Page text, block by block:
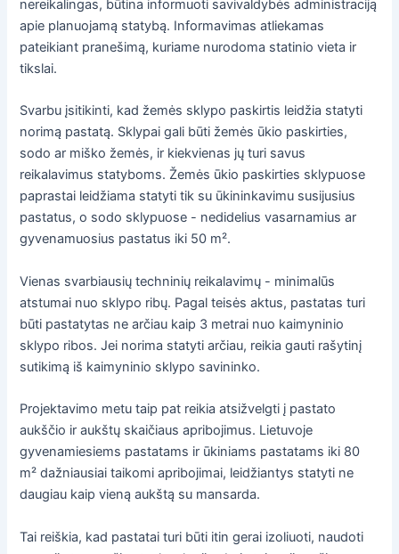
nereikalingas, būtina informuoti savivaldybės administraciją
apie planuojamą statybą. Informavimas atliekamas
pateikiant pranešimą, kuriame nurodoma statinio vieta ir
tikslai.
Svarbu įsitikinti, kad žemės sklypo paskirtis leidžia statyti
norimą pastatą. Sklypai gali būti žemės ūkio paskirties,
sodo ar miško žemės, ir kiekvienas jų turi savus
reikalavimus statyboms. Žemės ūkio paskirties sklypuose
paprastai leidžiama statyti tik su ūkininkavimu susijusius
pastatus, o sodo sklypuose - nedidelius vasarnamius ar
gyvenamuosius pastatus iki 50 m².
Vienas svarbiausių techninių reikalavimų - minimalūs
atstumai nuo sklypo ribų. Pagal teisės aktus, pastatas turi
būti pastatytas ne arčiau kaip 3 metrai nuo kaimyninio
sklypo ribos. Jei norima statyti arčiau, reikia gauti rašytinį
sutikimą iš kaimyninio sklypo savininko.
Projektavimo metu taip pat reikia atsižvelgti į pastato
aukščio ir aukštų skaičiaus apribojimus. Lietuvoje
gyvenamiesiems pastatams ir ūkiniams pastatams iki 80
m² dažniausiai taikomi apribojimai, leidžiantys statyti ne
daugiau kaip vieną aukštą su mansarda.
Tai reiškia, kad pastatai turi būti itin gerai izoliuoti, naudoti